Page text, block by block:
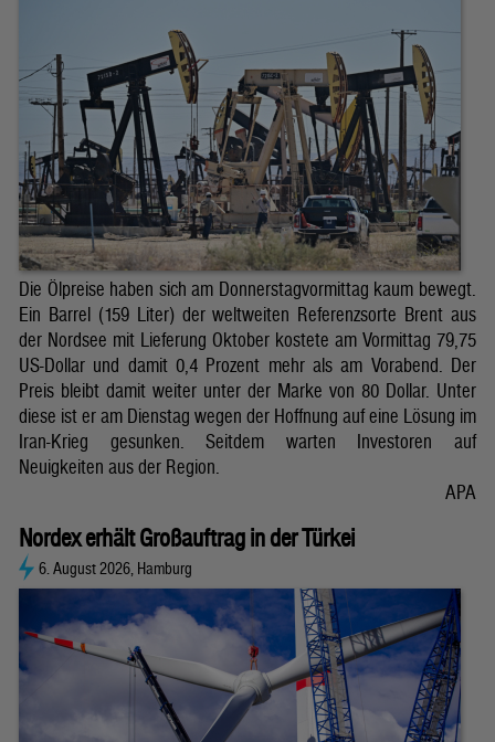
Die Ölpreise haben sich am Donnerstagvormittag kaum bewegt.
Ein Barrel (159 Liter) der weltweiten Referenzsorte Brent aus
der Nordsee mit Lieferung Oktober kostete am Vormittag 79,75
US-Dollar und damit 0,4 Prozent mehr als am Vorabend. Der
Preis bleibt damit weiter unter der Marke von 80 Dollar. Unter
diese ist er am Dienstag wegen der Hoffnung auf eine Lösung im
Iran-Krieg gesunken. Seitdem warten Investoren auf
Neuigkeiten aus der Region.
APA
Nordex erhält Großauftrag in der Türkei
6. August 2026, Hamburg